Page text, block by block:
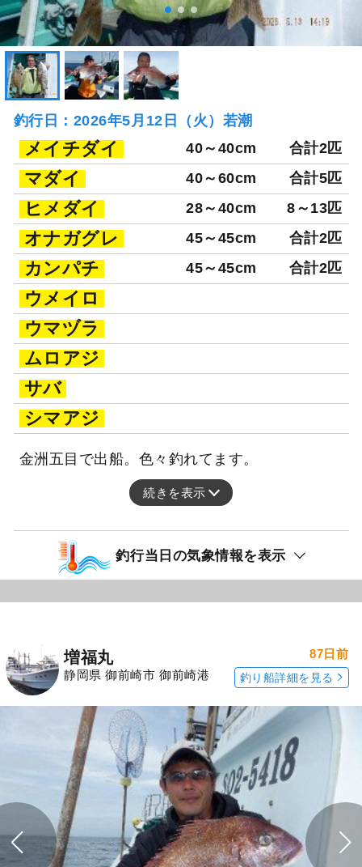
釣行日：2026年5月12日（火）若潮
メイチダイ 40～40cm 合計2匹
マダイ 40～60cm 合計5匹
ヒメダイ 28～40cm 8～13匹
オナガグレ 45～45cm 合計2匹
カンパチ 45～45cm 合計2匹
ウメイロ
ウマヅラ
ムロアジ
サバ
シマアジ
金洲五目で出船。色々釣れてます。
続きを表示
釣行当日の気象情報を表示
増福丸
静岡県 御前崎市 御前崎港
87日前
釣り船詳細を見る